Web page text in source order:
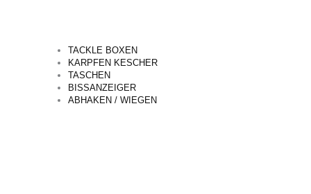
TACKLE BOXEN
KARPFEN KESCHER
TASCHEN
BISSANZEIGER
ABHAKEN / WIEGEN